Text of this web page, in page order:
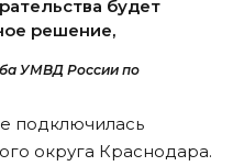
будет
решение,
УМВД России по
подключилась
округа Краснодара.